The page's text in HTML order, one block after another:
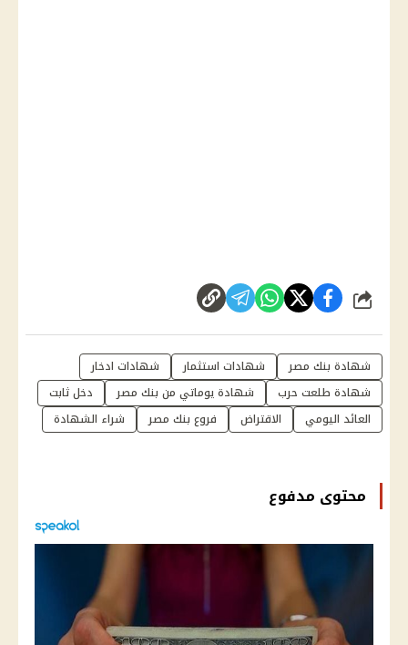
شارك
شهادة بنك مصر شهادات استثمار
شهادات ادخار
شهادة طلعت حرب
شهادة يوماتي من بنك مصر
دخل ثابت
العائد اليومي
الاقتراض فروع بنك مصر شراء الشهادة
محتوى مدفوع